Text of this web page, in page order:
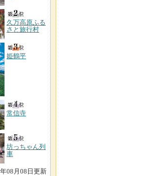
久万高原ふる
さと旅行村
姫鶴平
常信寺
坊っちゃん列
車
08月08日更新